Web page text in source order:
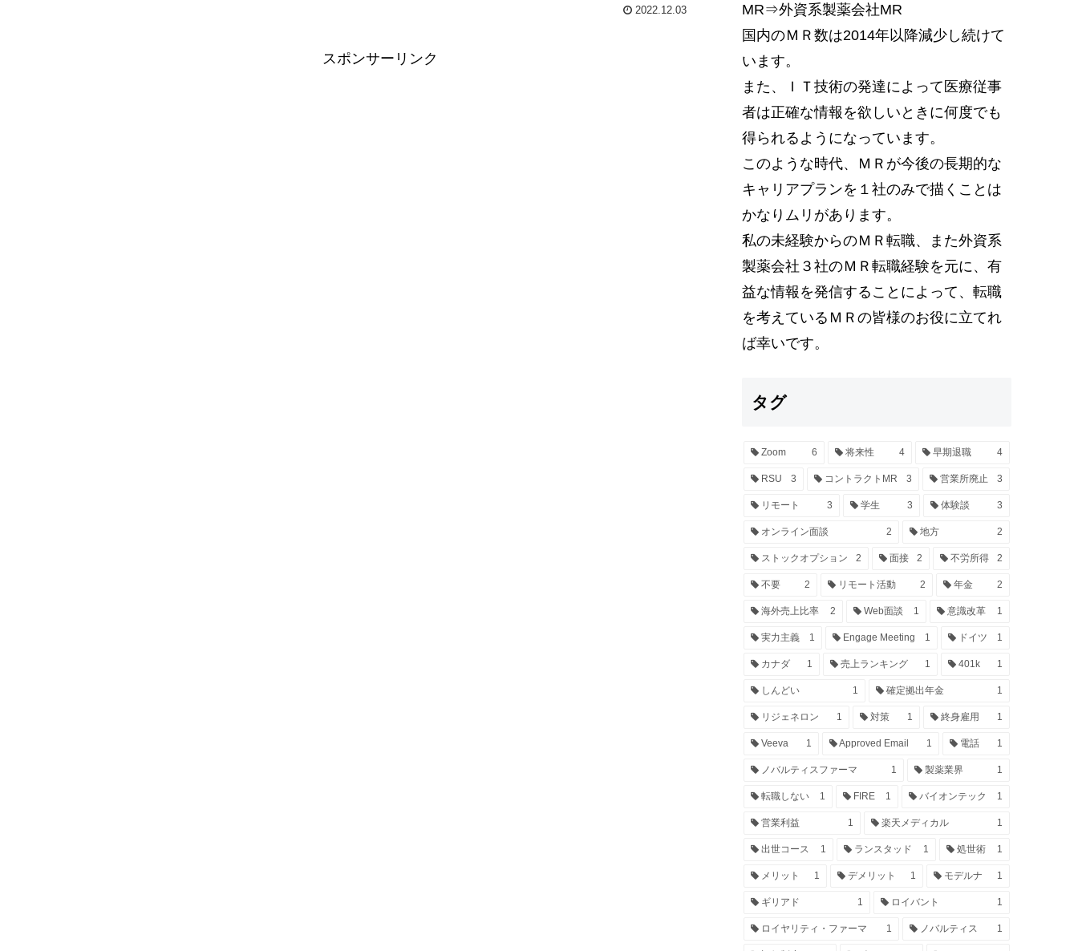
2022.12.03
スポンサーリンク
MR⇒外資系製薬会社MR
国内のＭＲ数は2014年以降減少し続けて
います。
また、ＩＴ技術の発達によって医療従事
者は正確な情報を欲しいときに何度でも
得られるようになっています。
このような時代、ＭＲが今後の長期的な
キャリアプランを１社のみで描くことは
かなりムリがあります。
私の未経験からのＭＲ転職、また外資系
製薬会社３社のＭＲ転職経験を元に、有
益な情報を発信することによって、転職
を考えているＭＲの皆様のお役に立てれ
ば幸いです。
タグ
Zoom 6 将来性 4 早期退職 4
RSU 3 コントラクトMR 3 営業所廃止 3
リモート 3 学生 3 体験談 3
オンライン面談 2 地方 2
ストックオプション 2 面接 2 不労所得 2
不要 2 リモート活動 2 年金 2
海外売上比率 2 Web面談 1 意識改革 1
実力主義 1 Engage Meeting 1 ドイツ 1
カナダ 1 売上ランキング 1 401k 1
しんどい 1 確定拠出年金 1
リジェネロン 1 対策 1 終身雇用 1
Veeva 1 Approved Email 1 電話 1
ノバルティスファーマ 1 製薬業界 1
転職しない 1 FIRE 1 バイオンテック 1
営業利益 1 楽天メディカル 1
出世コース 1 ランスタッド 1 処世術 1
メリット 1 デメリット 1 モデルナ 1
ギリアド 1 ロイバント 1
ロイヤリティ・ファーマ 1 ノバルティス 1